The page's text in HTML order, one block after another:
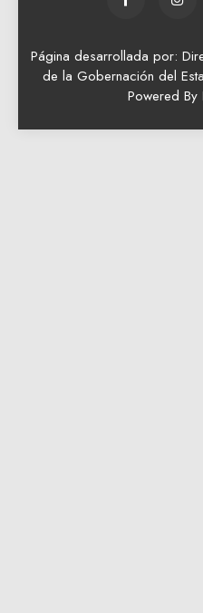
Página desarrollada por:
de la Gobernación del
Powered By